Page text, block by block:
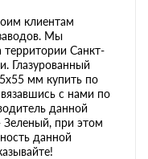
клиентам
Мы
территории Санкт-
Глазурованный
мм купить по
с нами по
данной
Зеленый, при этом
данной